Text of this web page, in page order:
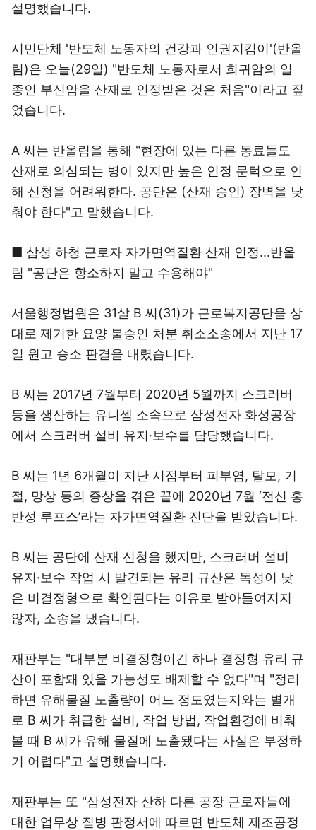
설명했습니다.
시민단체 '반도체 노동자의 건강과 인권지킴이'(반올
림)은 오늘(29일) "반도체 노동자로서 희귀암의 일
종인 부신암을 산재로 인정받은 것은 처음"이라고 짚
었습니다.
A 씨는 반올림을 통해 "현장에 있는 다른 동료들도
산재로 의심되는 병이 있지만 높은 인정 문턱으로 인
해 신청을 어려워한다. 공단은 (산재 승인) 장벽을 낮
춰야 한다"고 말했습니다.
■ 삼성 하청 근로자 자가면역질환 산재 인정...반올
림 "공단은 항소하지 말고 수용해야"
서울행정법원은 31살 B 씨(31)가 근로복지공단을 상
대로 제기한 요양 불승인 처분 취소소송에서 지난 17
일 원고 승소 판결을 내렸습니다.
B 씨는 2017년 7월부터 2020년 5월까지 스크러버
등을 생산하는 유니셈 소속으로 삼성전자 화성공장
에서 스크러버 설비 유지·보수를 담당했습니다.
B 씨는 1년 6개월이 지난 시점부터 피부염, 탈모, 기
절, 망상 등의 증상을 겪은 끝에 2020년 7월 ‘전신 홍
반성 루프스’라는 자가면역질환 진단을 받았습니다.
B 씨는 공단에 산재 신청을 했지만, 스크러버 설비
유지·보수 작업 시 발견되는 유리 규산은 독성이 낮
은 비결정형으로 확인된다는 이유로 받아들여지지
않자, 소송을 냈습니다.
재판부는 "대부분 비결정형이긴 하나 결정형 유리 규
산이 포함돼 있을 가능성도 배제할 수 없다"며 "정리
하면 유해물질 노출량이 어느 정도였는지와는 별개
로 B 씨가 취급한 설비, 작업 방법, 작업환경에 비춰
볼 때 B 씨가 유해 물질에 노출됐다는 사실은 부정하
기 어렵다"고 설명했습니다.
재판부는 또 "삼성전자 산하 다른 공장 근로자들에
대한 업무상 질병 판정서에 따르면 반도체 제조공정